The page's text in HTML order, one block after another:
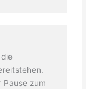
Pause zum